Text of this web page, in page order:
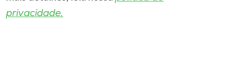
privacidade.